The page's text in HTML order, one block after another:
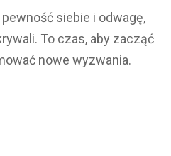
siebie i odwagę,
To czas, aby zacząć
nowe wyzwania.